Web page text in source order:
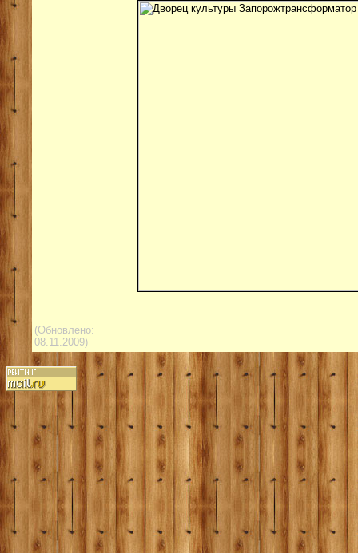
(Обновлено:
08.11.2009)